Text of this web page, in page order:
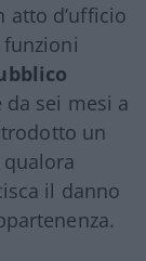
d’ufficio
funzioni
sei mesi a
un
il danno